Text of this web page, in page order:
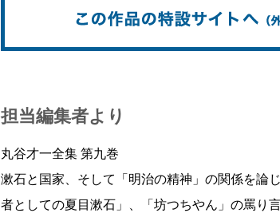
担当編集者より
丸谷才一全集 第九巻
漱石と国家、そして「明治の精神」の関係を論
者としての夏目漱石」、「坊つちやん」の罵り